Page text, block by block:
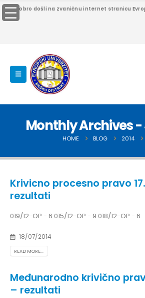
Dobro došli na zvaničnu internet stranicu
Monthly Archives -
HOME BLOG 2014
Krivicno procesno pravo
rezultati
019/12-OP - 6 015/12-OP - 9 018/12-OP - 6
18/07/2014
READ MORE...
Međunarodno krivično
– rezultati